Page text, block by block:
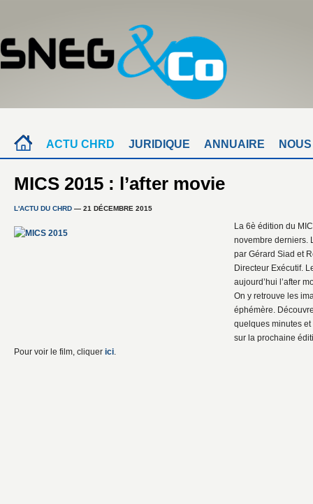
ACTU CHRD JURIDIQUE ANNUAIRE
MICS 2015 : l’after movie
L'ACTU DU CHRD — 21 DÉCEMBRE 2015
La 6è édition du
novembre derniers.
par Gérard Siad et
Directeur Exécutif.
aujourd’hui l’after
On y retrouve les
éphémère.
quelques minutes
sur la prochaine
Pour voir le film, cliquer ici.